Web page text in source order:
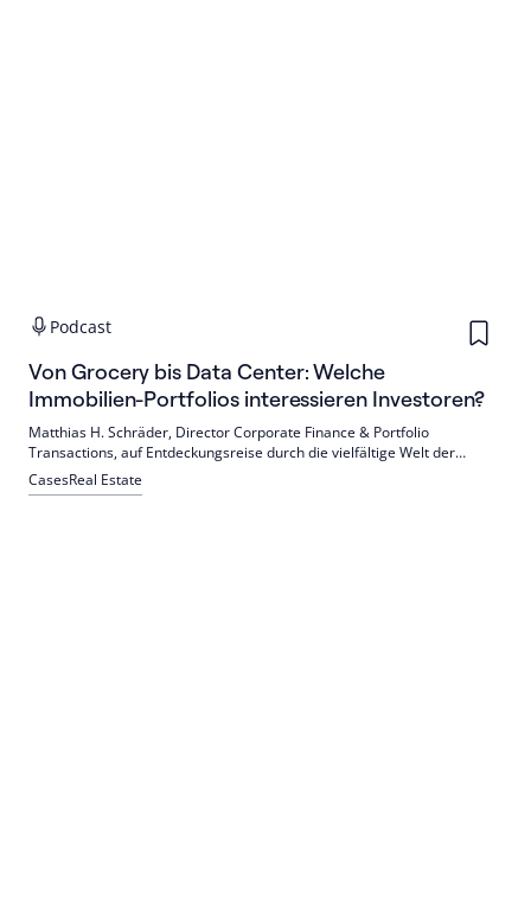
Podcast
Von Grocery bis Data Center: Welche
Immobilien-Portfolios interessieren Investoren?
Matthias H. Schräder, Director Corporate Finance & Portfolio
Transactions, auf Entdeckungsreise durch die vielfältige Welt der
Immobilien-Portfolios.
CasesReal Estate